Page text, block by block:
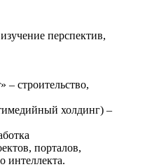
перспектив,
строительство,
холдинг) –
порталов,
интеллекта.